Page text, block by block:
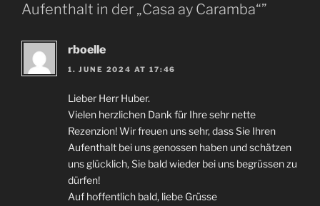
Aufenthalt in der „Casa ay Caramba“”
rboelle
1. JUNE 2024 AT 17:46
Lieber Herr Huber.
Vielen herzlichen Dank für Ihre sehr nette
Rezenzion! Wir freuen uns sehr, dass Sie Ihren
Aufenthalt bei uns genossen haben und schätzen
uns glücklich, Sie bald wieder bei uns begrüssen zu
dürfen!
Auf hoffentlich bald, liebe Grüsse